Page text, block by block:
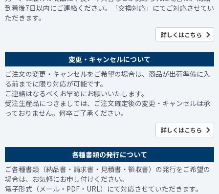
到着後7日以内にご連絡ください。「交換対応」にてご対応させてい
ただきます。
詳しくはこちら
変更・キャンセルについて
ご注文の変更・キャンセルをご希望の場合は、商品が出荷準備に入
る前までに限り対応が可能です。
ご連絡はなるべくお早めにお願いいたします。
受注生産品につきましては、ご注文確定後の変更・キャンセルは承
っておりません。何卒ご了承ください。
詳しくはこちら
各種書類の発行について
ご各種書類（納品書・請求書・見積書・領収書）の発行をご希望の
場合は、お気軽にお申し付けください。
電子形式（メール・PDF・URL）にて対応させていただきます。